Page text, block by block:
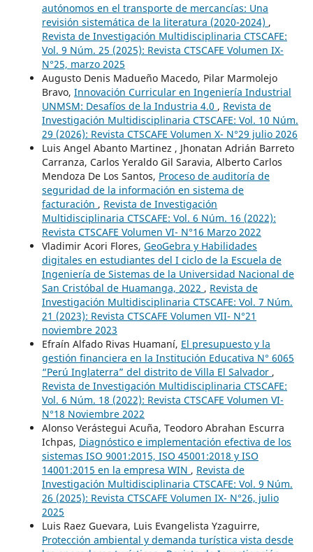
autónomos en el transporte de mercancías: Una
revisión sistemática de la literatura (2020-2024) ,
Revista de Investigación Multidisciplinaria CTSCAFE:
Vol. 9 Núm. 25 (2025): Revista CTSCAFE Volumen IX-
N°25, marzo 2025
Augusto Denis Madueño Macedo, Pilar Marmolejo
Bravo, Innovación Curricular en Ingeniería Industrial
UNMSM: Desafíos de la Industria 4.0 , Revista de
Investigación Multidisciplinaria CTSCAFE: Vol. 10 Núm.
29 (2026): Revista CTSCAFE Volumen X- N°29 julio 2026
Luis Angel Abanto Martinez , Jhonatan Adrián Barreto
Carranza, Carlos Yeraldo Gil Saravia, Alberto Carlos
Mendoza De Los Santos, Proceso de auditoría de
seguridad de la información en sistema de
facturación , Revista de Investigación
Multidisciplinaria CTSCAFE: Vol. 6 Núm. 16 (2022):
Revista CTSCAFE Volumen VI- N°16 Marzo 2022
Vladimir Acori Flores, GeoGebra y Habilidades
digitales en estudiantes del I ciclo de la Escuela de
Ingeniería de Sistemas de la Universidad Nacional de
San Cristóbal de Huamanga, 2022 , Revista de
Investigación Multidisciplinaria CTSCAFE: Vol. 7 Núm.
21 (2023): Revista CTSCAFE Volumen VII- N°21
noviembre 2023
Efraín Alfado Rivas Huamaní, El presupuesto y la
gestión financiera en la Institución Educativa N° 6065
“Perú Inglaterra” del distrito de Villa El Salvador ,
Revista de Investigación Multidisciplinaria CTSCAFE:
Vol. 6 Núm. 18 (2022): Revista CTSCAFE Volumen VI-
N°18 Noviembre 2022
Alonso Verástegui Acuña, Teodoro Abrahan Escurra
Ichpas, Diagnóstico e implementación efectiva de los
sistemas ISO 9001:2015, ISO 45001:2018 y ISO
14001:2015 en la empresa WIN , Revista de
Investigación Multidisciplinaria CTSCAFE: Vol. 9 Núm.
26 (2025): Revista CTSCAFE Volumen IX- N°26, julio
2025
Luis Raez Guevara, Luis Evangelista Yzaguirre,
Protección ambiental y demanda turística vista desde